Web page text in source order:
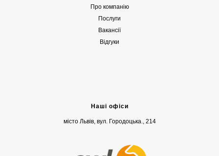
Про компанію
Послуги
Вакансії
Відгуки
Наші офіси
місто Львів, вул. Городоцька., 214